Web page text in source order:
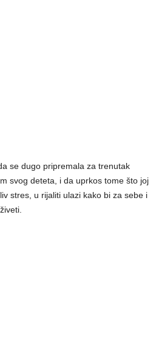
se dugo pripremala za trenutak
svog deteta, i da uprkos tome što joj
stres, u rijaliti ulazi kako bi za sebe i